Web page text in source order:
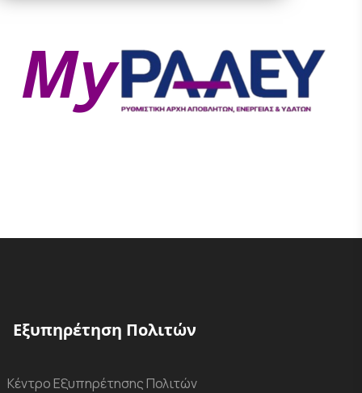
Εξυπηρέτηση Πολιτών
Κέντρο Εξυπηρέτησης Πολιτών